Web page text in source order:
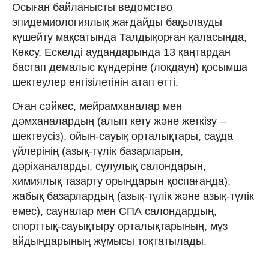
Осыған байланысты ведомство
эпидемиологиялық жағдайды бақылауды
күшейту мақсатында Талдықорған қаласында,
Көксу, Ескелді аудандарында 13 қаңтардан
бастап демалыс күндеріне (локдаун) қосымша
шектеулер енгізілетінін атап өтті.
Оған сәйкес, мейрамханалар мен
дәмханалардың (алып кету және жеткізу –
шектеусіз), ойын-сауық орталықтары, сауда
үйлерінің (азық-түлік базарларын,
дәріханаларды, сұлулық салондарын,
химиялық тазарту орындарын қоспағанда),
жабық базарлардың (азық-түлік және азық-түлік
емес), сауналар мен СПА салондардың,
спорттық-сауықтыру орталықтарының, мұз
айдындарының жұмысы тоқтатылады.